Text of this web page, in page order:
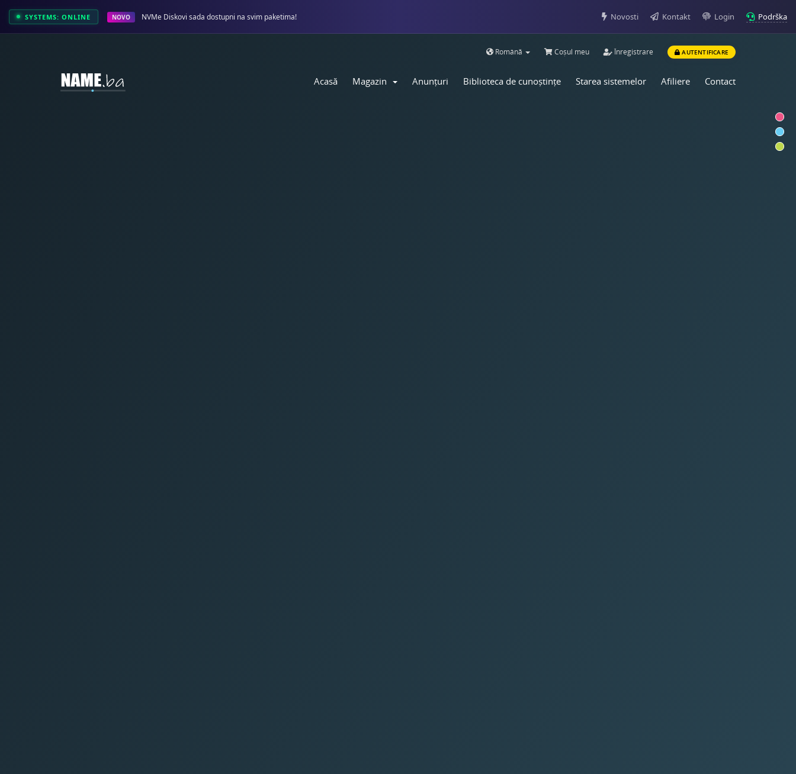
SYSTEMS: ONLINE NOVO NVMe Diskovi sada dostupni na svim paketima! Novosti Kontakt Login Podrška
Română Coșul meu Înregistrare AUTENTIFICARE
Acasă Magazin Anunțuri Biblioteca de cunoștințe Starea sistemelor Afiliere Contact